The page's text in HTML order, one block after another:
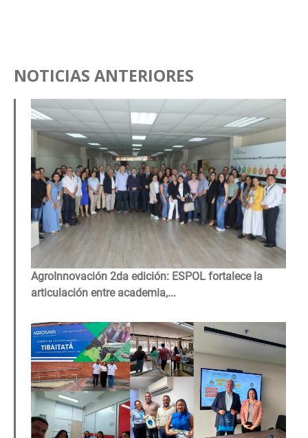
NOTICIAS ANTERIORES
Image
AgroInnovación 2da edición: ESPOL fortalece la
articulación entre academia,...
Image